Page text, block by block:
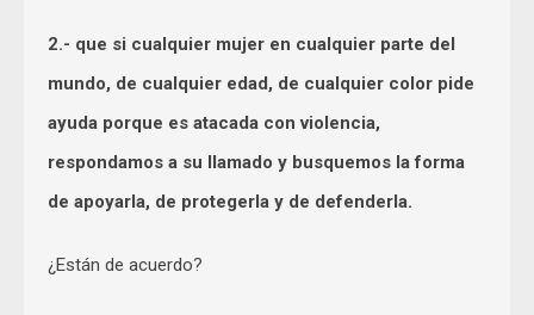
2.- que si cualquier mujer en cualquier parte del
mundo, de cualquier edad, de cualquier color pide
ayuda porque es atacada con violencia,
respondamos a su llamado y busquemos la forma
de apoyarla, de protegerla y de defenderla.
¿Están de acuerdo?